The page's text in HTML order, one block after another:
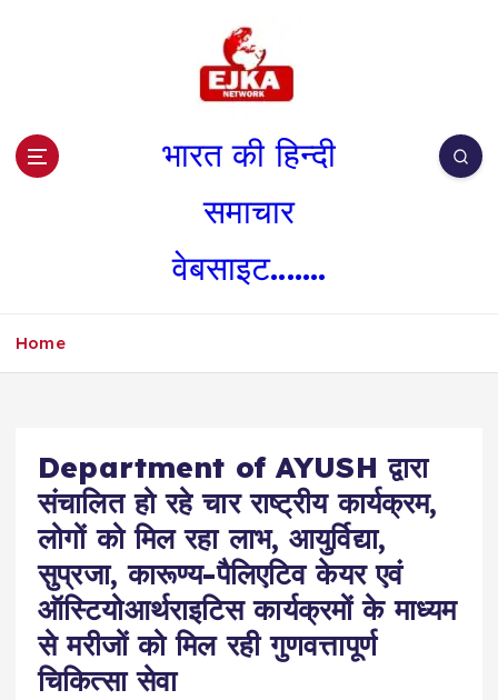
भारत की हिन्दी
समाचार
वेबसाइट.......
Home
Department of AYUSH द्वारा
संचालित हो रहे चार राष्ट्रीय कार्यक्रम,
लोगों को मिल रहा लाभ, आयुर्विद्या,
सुप्रजा, कारूण्य-पैलिएटिव केयर एवं
ऑस्टियोआर्थराइटिस कार्यक्रमों के माध्यम
से मरीजों को मिल रही गुणवत्तापूर्ण
चिकित्सा सेवा